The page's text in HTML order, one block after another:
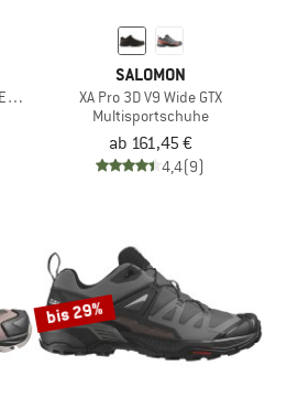
SALOMON
XA Pro 3D V9 Wide GTX
Multisportschuhe
ab 161,45 €
4,4(9)
bis 29%